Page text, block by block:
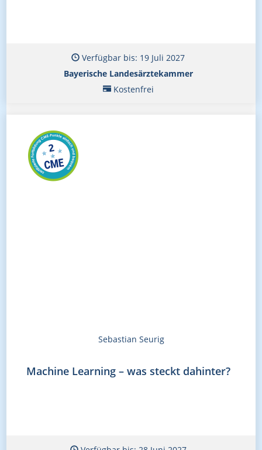
Verfügbar bis: 19 Juli 2027
Bayerische Landesärztekammer
Kostenfrei
Sebastian Seurig
Machine Learning – was steckt dahinter?